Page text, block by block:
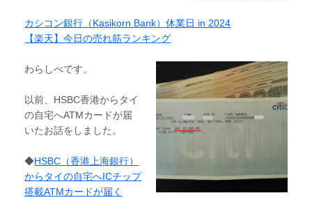
カシコン銀行（Kasikorn Bank）休業日 in 2024
【楽天】今日の売れ筋ランキング
わらしべです。
以前、HSBC香港からタイ
の自宅へATMカードが届
いたお話をしました。
◆HSBC（香港上海銀行）
からタイの自宅へICチップ
搭載ATMカードが届く